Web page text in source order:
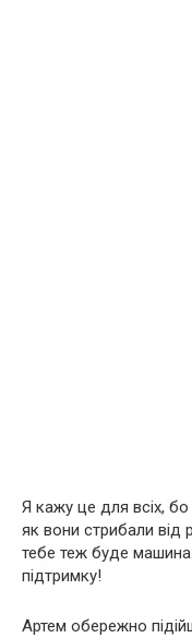
Я кажу це для всіх, бо
як вони стрибали від
тебе теж буде
підтримку!
Артем обережно